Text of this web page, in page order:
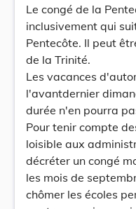
Le congé de la
inclusivement qui
Pentecôte. Il peut
de la Trinité.
Les vacances
l'avantdernier
durée n'en pourra
Pour tenir compte
loisible aux
décréter un congé
les mois de
chômer les écoles